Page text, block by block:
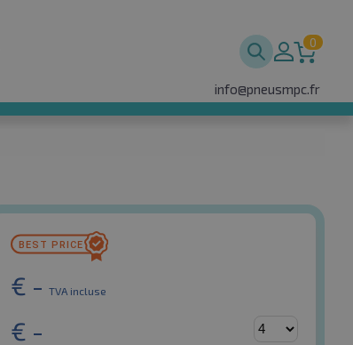
0
info@pneusmpc.fr
€ - TVA incluse
€ -